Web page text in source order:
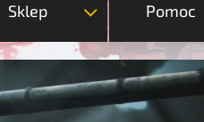
Sklep Pomoc